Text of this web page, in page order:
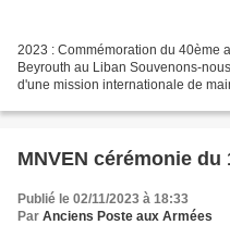
2023 : Commémoration du 40ème
Beyrouth au Liban Souvenons-
d'une mission internationale de
MNVEN cérémonie du
Publié le 02/11/2023 à 18:33
Par Anciens Poste aux Armées